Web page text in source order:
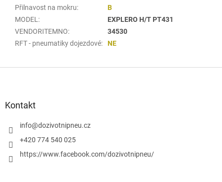
Přilnavost na mokru:
B
MODEL :
EXPLERO H/T PT431
VENDORITEMNO:
34530
RFT - pneumatiky dojezdové: NE
Kontakt
info@dozivotnipneu.cz
+420 774 540 025
https://www.facebook.com/dozivotnipneu/